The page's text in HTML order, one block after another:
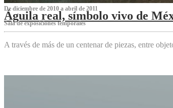
De diciembre de 2010 a abril de 2011
Águila real, símbolo vivo de
Sala de exposiciones temporales
A través de más de un centenar de piezas, entre